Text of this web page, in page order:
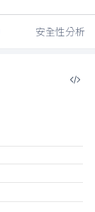
安全性分析